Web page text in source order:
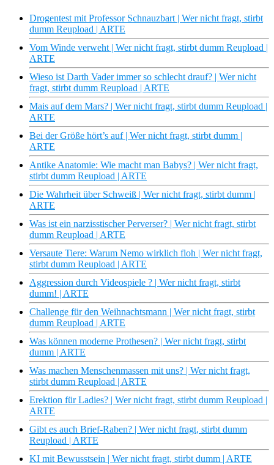
Drogentest mit Professor Schnauzbart | Wer nicht fragt, stirbt
dumm Reupload | ARTE
Vom Winde verweht | Wer nicht fragt, stirbt dumm Reupload |
ARTE
Wieso ist Darth Vader immer so schlecht drauf? | Wer nicht
fragt, stirbt dumm Reupload | ARTE
Mais auf dem Mars? | Wer nicht fragt, stirbt dumm Reupload |
ARTE
Bei der Größe hört’s auf | Wer nicht fragt, stirbt dumm |
ARTE
Antike Anatomie: Wie macht man Babys? | Wer nicht fragt,
stirbt dumm Reupload | ARTE
Die Wahrheit über Schweiß | Wer nicht fragt, stirbt dumm |
ARTE
Was ist ein narzisstischer Perverser? | Wer nicht fragt, stirbt
dumm Reupload | ARTE
Versaute Tiere: Warum Nemo wirklich floh | Wer nicht fragt,
stirbt dumm Reupload | ARTE
Aggression durch Videospiele ? | Wer nicht fragt, stirbt
dumm! | ARTE
Challenge für den Weihnachtsmann | Wer nicht fragt, stirbt
dumm Reupload | ARTE
Was können moderne Prothesen? | Wer nicht fragt, stirbt
dumm | ARTE
Was machen Menschenmassen mit uns? | Wer nicht fragt,
stirbt dumm Reupload | ARTE
Erektion für Ladies? | Wer nicht fragt, stirbt dumm Reupload |
ARTE
Gibt es auch Brief-Raben? | Wer nicht fragt, stirbt dumm
Reupload | ARTE
KI mit Bewusstsein | Wer nicht fragt, stirbt dumm | ARTE